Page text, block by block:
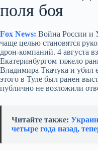
поля боя
Fox News: Война России и
чаще целью становятся
дрон‑компаний. 4 августа
Екатеринбургом тяжело
Владимира Ткачука и убил
этого в Туле был ранен
публично не возложили
Читайте также:
четыре года назад,